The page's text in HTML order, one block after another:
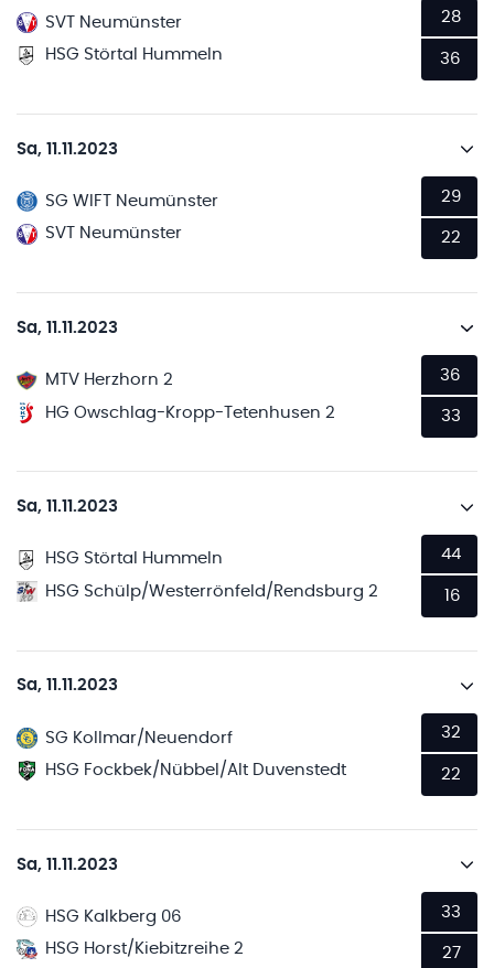
SVT Neumünster
HSG Störtal Hummeln
28
36
Sa, 11.11.2023
SG WIFT Neumünster
SVT Neumünster
29
22
Sa, 11.11.2023
MTV Herzhorn 2
HG Owschlag-Kropp-Tetenhusen 2
36
33
Sa, 11.11.2023
HSG Störtal Hummeln
HSG Schülp/Westerrönfeld/Rendsburg 2
44
16
Sa, 11.11.2023
SG Kollmar/Neuendorf
HSG Fockbek/Nübbel/Alt Duvenstedt
32
22
Sa, 11.11.2023
HSG Kalkberg 06
HSG Horst/Kiebitzreihe 2
33
27